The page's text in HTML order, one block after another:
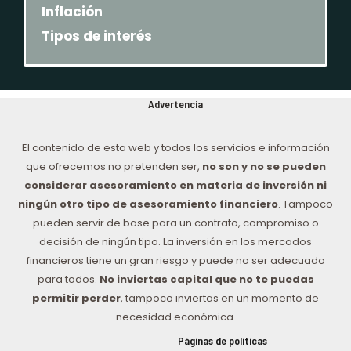
Inflación
Tipos de interés
Advertencia
El contenido de esta web y todos los servicios e información
que ofrecemos no pretenden ser, no son y no se pueden
considerar asesoramiento en materia de inversión ni
ningún otro tipo de asesoramiento financiero. Tampoco
pueden servir de base para un contrato, compromiso o
decisión de ningún tipo. La inversión en los mercados
financieros tiene un gran riesgo y puede no ser adecuado
para todos. No inviertas capital que no te puedas
permitir perder, tampoco inviertas en un momento de
necesidad económica.
Páginas de políticas